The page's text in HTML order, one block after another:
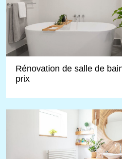
Rénovation de salle de
prix